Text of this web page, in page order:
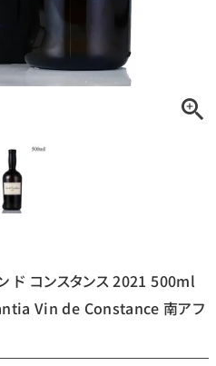
シャンパーニュ
10,000円〜39,999円
80,000円〜99,999円
合わせ
ド コンスタンス 2021 500ml
Vin de Constance 南アフ